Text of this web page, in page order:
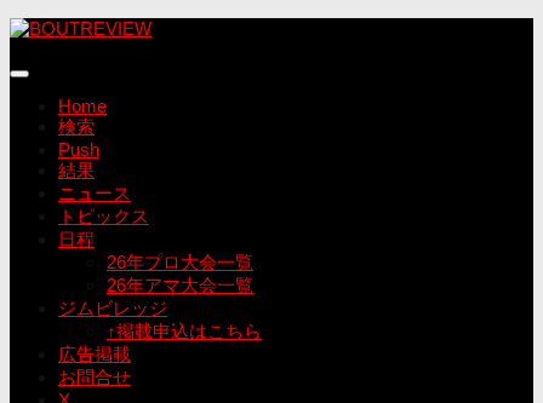
コ
テ
Home
検索
Push
結果
ニュース
トピックス
日程
26年プロ大会一覧
26年アマ大会一覧
ジムビレッジ
↑掲載申込はこちら
広告掲載
お問合せ